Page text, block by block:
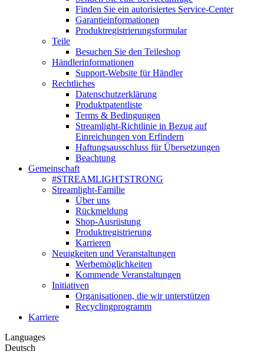
Finden Sie ein autorisiertes Service-Center
Garantieinformationen
Produktregistrierungsformular
Teile
Besuchen Sie den Teileshop
Händlerinformationen
Support-Website für Händler
Rechtliches
Datenschutzerklärung
Produktpatentliste
Terms & Bedingungen
Streamlight-Richtlinie in Bezug auf
Einreichungen von Erfindern
Haftungsausschluss für Übersetzungen
Beachtung
Gemeinschaft
#STREAMLIGHTSTRONG
Streamlight-Familie
Über uns
Rückmeldung
Shop-Ausrüstung
Produktregistrierung
Karrieren
Neuigkeiten und Veranstaltungen
Werbemöglichkeiten
Kommende Veranstaltungen
Initiativen
Organisationen, die wir unterstützen
Recyclingprogramm
Karriere
Languages
Deutsch